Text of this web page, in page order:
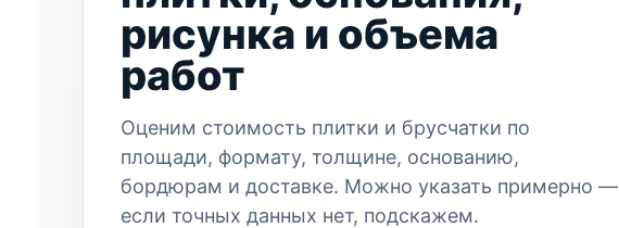
рисунка и объема
работ
Оценим стоимость плитки и брусчатки по
площади, формату, толщине, основанию,
бордюрам и доставке. Можно указать примерно —
если точных данных нет, подскажем.